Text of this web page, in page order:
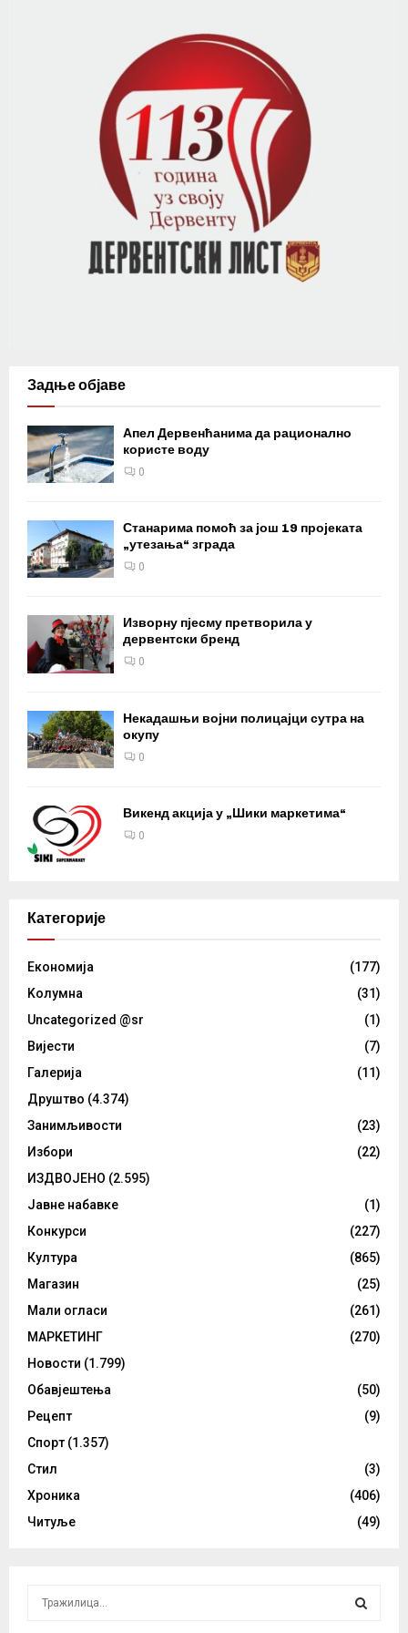
Задње објаве
Апел Дервенћанима да рационално
користе воду
0
Станарима помоћ за још 19 пројеката
„утезања“ зграда
0
Изворну пјесму претворила у
дервентски бренд
0
Некадашњи војни полицајци сутра на
окупу
0
Викенд акција у „Шики маркетима“
0
Категорије
Eкономија
(177)
Kолумнa
(31)
Uncategorized @sr
(1)
Вијести
(7)
Галерија
(11)
Друштво (4.374)
Занимљивости
(23)
Избори
(22)
ИЗДВОЈЕНО (2.595)
Јавне набавке
(1)
Конкурси
(227)
Култура
(865)
Магазин
(25)
Мали огласи
(261)
МАРКЕТИНГ
(270)
Новости (1.799)
Обавјештења
(50)
Рецепт
(9)
Спорт (1.357)
Стил
(3)
Хроника
(406)
Читуље
(49)